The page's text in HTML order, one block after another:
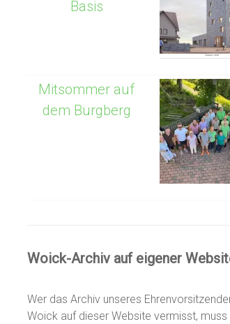
Basis
Mitsommer auf
dem Burgberg
Woick-Archiv auf eigener
Wer das Archiv unseres
Woick auf dieser Website vermisst, muss